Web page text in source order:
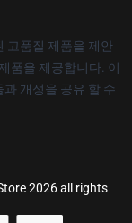
고품질 제품을 제안
품을 제공합니다. 이
개성을 공유 할 수
2026 all rights